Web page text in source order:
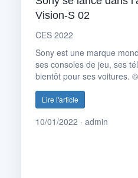
Vision-S 02
CES 2022
Sony est une marque
ses consoles de jeu, ses
bientôt pour ses voitures.
Lire l'article
10/01/2022 · admin